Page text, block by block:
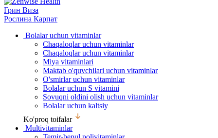
Грин Виза
Рослина Карпат
Bolalar uchun vitaminlar
Chaqaloqlar uchun vitaminlar
Chaqaloqlar uchun vitaminlar
Miya vitaminlari
Maktab o'quvchilari uchun vitaminlar
O'smirlar uchun vitaminlar
Bolalar uchun S vitamini
Sovuqni oldini olish uchun vitaminlar
Bolalar uchun kaltsiy
Ko'proq toifalar
Multivitaminlar